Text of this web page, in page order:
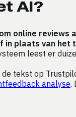
AI?
online
plaats van het
leest er
tekst op
analyse.